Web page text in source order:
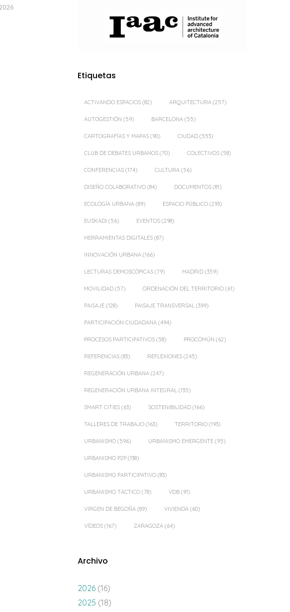
Etiquetas
ACTIVANDO ESPACIOS (82) ARQUITECTURA (257)
AUTOGESTIÓN (59) BARCELONA (55)
CARTOGRAFÍAS Y MAPAS (90) CIUDAD (553)
CLUB DE DEBATES URBANOS (70) COLECTIVOS (58)
CONFERENCIAS (174) CULTURA (56)
DISEÑO COLABORATIVO (84) DOCUMENTOS (81)
ECOLOGÍA URBANA (89) ESPACIO PÚBLICO (293)
EUSKADI (56) EVENTOS (298)
HERRAMIENTAS DIGITALES (87)
INNOVACIÓN URBANA (166)
LECTURAS DEMOSCÓPICAS (79) MADRID (359)
MOVILIDAD (57) ORDENACIÓN DEL TERRITORIO (61)
PAISAJE (128) PAISAJE TRANSVERSAL (399)
PARTICIPACIÓN CIUDADANA (494)
PROCESOS PARTICIPATIVOS (58) PROCOMÚN (62)
REFERENCIAS (83) REFLEXIONES (245)
REGENERACIÓN URBANA (247)
REGENERACIÓN URBANA INTEGRAL (135)
SMART CITIES (63) SOSTENIBILIDAD (166)
TALLERES DE TRABAJO (163) TERRITORIO (193)
URBANISMO (596) URBANISMO EMERGENTE (95)
URBANISMO P2P (138)
URBANISMO PARTICIPATIVO (83)
URBANISMO TÁCTICO (78) VDB (91)
VIRGEN DE BEGOÑA (89) VIVIENDA (60)
VÍDEOS (167) ZARAGOZA (64)
Archivo
2026 (16)
2025 (18)